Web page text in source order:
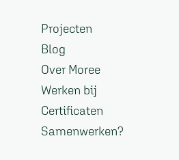
Projecten
Blog
Over Moree
Werken bij
Certificaten
Samenwerken?